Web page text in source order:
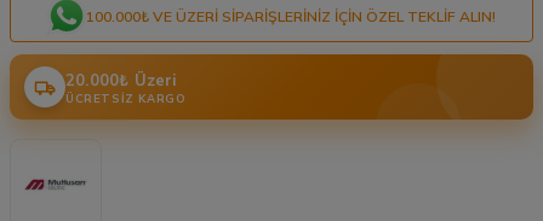
100.000₺ VE ÜZERI SIPARIŞLERINIZ IÇIN ÖZEL TEKLIF ALIN!
20.000₺ Üzeri
ÜCRETSIZ KARGO